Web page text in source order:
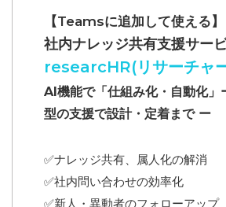
【Teamsに追加して使える】
社内ナレッジ共有支援サー
researcHR(リサーチャ
AI機能で「仕組み化・自動化」
型の支援で設計・定着まで ー
✅ナレッジ共有、属人化の解消
✅社内問い合わせの効率化
✅新人・異動者のフォローアップ